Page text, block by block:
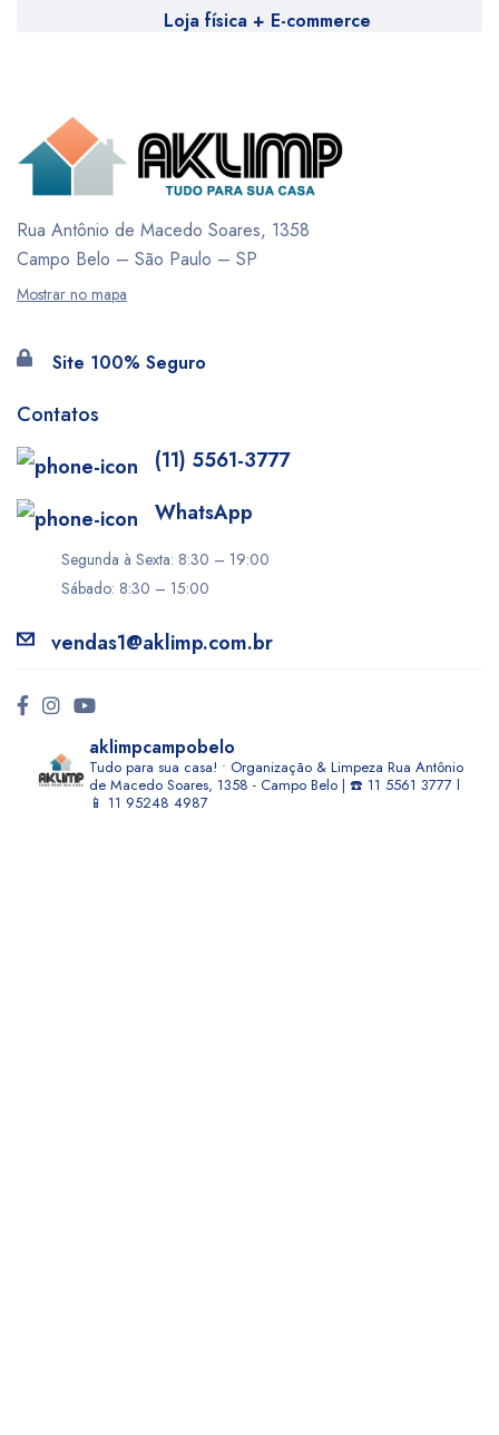
Loja física + E-commerce
Rua Antônio de Macedo Soares, 1358
Campo Belo – São Paulo – SP
Mostrar no mapa
Site 100% Seguro
Contatos
(11) 5561-3777
WhatsApp
Segunda à Sexta: 8:30 – 19:00
Sábado: 8:30 – 15:00
vendas1@aklimp.com.br
aklimpcampobelo
Tudo para sua casa! • Organização & Limpeza Rua Antônio
de Macedo Soares, 1358 - Campo Belo | ☎️ 11 5561 3777 l
📱 11 95248 4987